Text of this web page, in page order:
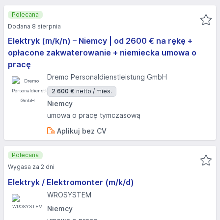
Elektryk (m/k/n) – Niemcy | od 2600 € na rękę +
opłacone zakwaterowanie + niemiecka umowa o
pracę
Dremo Personaldienstleistung GmbH
2 600 € netto / mies.
Niemcy
umowa o pracę tymczasową
Aplikuj bez CV
Polecana
Dodana 8 sierpnia
Elektryk / Elektromonter (m/k/d)
WROSYSTEM
Niemcy
Polecana
Wygasa za 2 dni